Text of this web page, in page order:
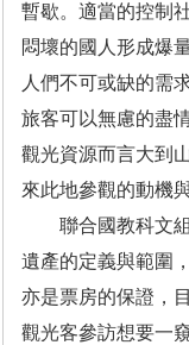
暫歇。適當的控制
悶壞的國人形成爆
人們不可或缺的需
旅客可以無慮的盡
觀光資源而言大到
來此地參觀的動機
聯合國教科文組
遺產的定義與範圍
亦是票房的保證，
觀光客參訪想要一